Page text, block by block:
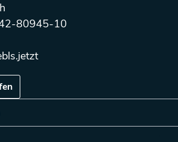
80945-10